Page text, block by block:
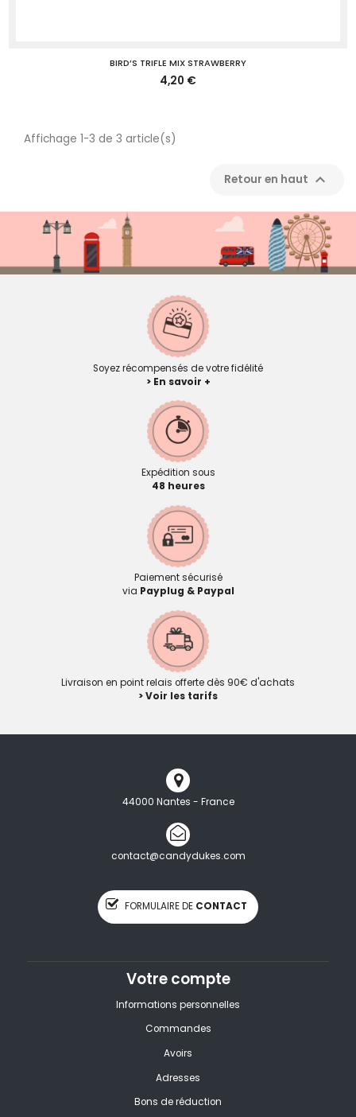
BIRD’S TRIFLE MIX STRAWBERRY
4,20 €
Affichage 1-3 de 3 article(s)
Retour en haut 
Soyez récompensés de votre fidélité
> En savoir +
Expédition sous
48 heures
Paiement sécurisé
via Payplug & Paypal
Livraison en point relais offerte dès 90€ d'achats
> Voir les tarifs
44000 Nantes - France
contact@candydukes.com
FORMULAIRE DE CONTACT
Votre compte
Informations personnelles
Commandes
Avoirs
Adresses
Bons de réduction